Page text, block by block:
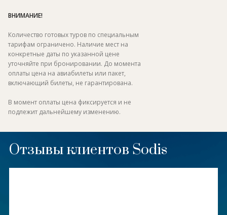
ВНИМАНИЕ!
Количество готовых туров по специальным
тарифам ограничено. Наличие мест на
конкретные даты по указанной цене
уточняйте при бронировании. До момента
оплаты цена на авиабилеты или пакет,
включающий билеты, не гарантирована.
В момент оплаты цена фиксируется и не
подлежит дальнейшему изменению.
Отзывы клиентов Sodis